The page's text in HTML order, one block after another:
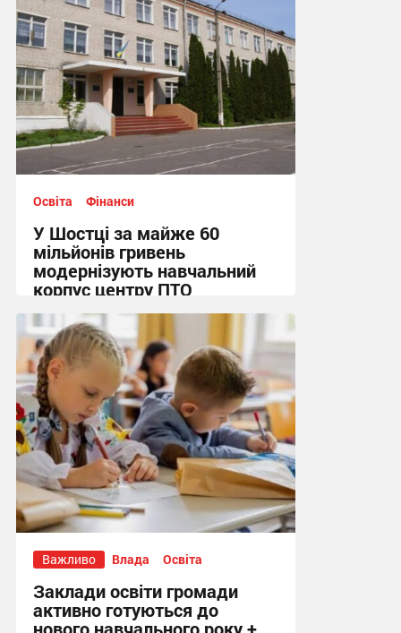
Освіта Фінанси
У Шостці за майже 60
мільйонів гривень
модернізують навчальний
корпус центру ПТО
15:07, 5.08.2026
Важливо Влада Освіта
Заклади освіти громади
активно готуються до